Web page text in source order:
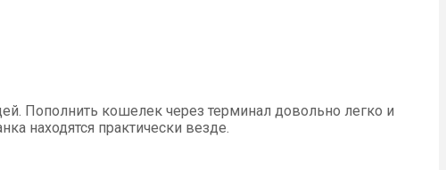
Пополнить кошелек через терминал довольно легко и
находятся практически везде.